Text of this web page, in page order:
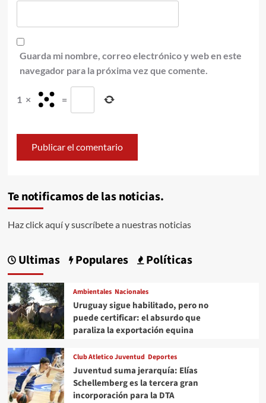
Guarda mi nombre, correo electrónico y web en este
navegador para la próxima vez que comente.
1 × =
Te notificamos de las noticias.
Haz click aquí y suscríbete a nuestras noticias
Ultimas Populares Políticas
Ambientales Nacionales
Uruguay sigue habilitado, pero no
puede certificar: el absurdo que
paraliza la exportación equina
Club Atletico Juventud Deportes
Juventud suma jerarquía: Elías
Schellemberg es la tercera gran
incorporación para la DTA